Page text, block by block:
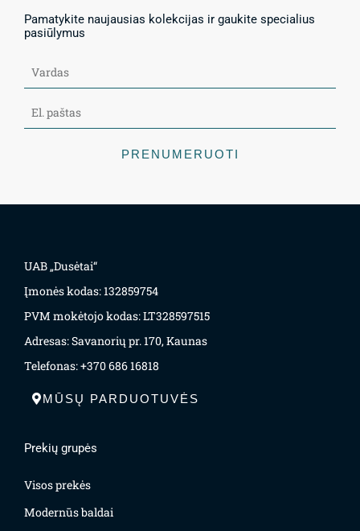
Pamatykite naujausias kolekcijas ir gaukite specialius
pasiūlymus
PRENUMERUOTI
UAB „Dusėtai“
Įmonės kodas: 132859754
PVM mokėtojo kodas: LT328597515
Adresas: Savanorių pr. 170, Kaunas
Telefonas: +370 686 16818
MŪSŲ PARDUOTUVĖS
Prekių grupės
Visos prekės
Modernūs baldai